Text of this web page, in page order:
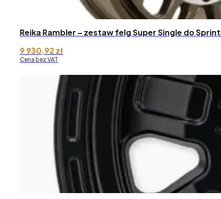
Reika Rambler – zestaw felg Super Single do
9 930,92 zł
Cena bez VAT